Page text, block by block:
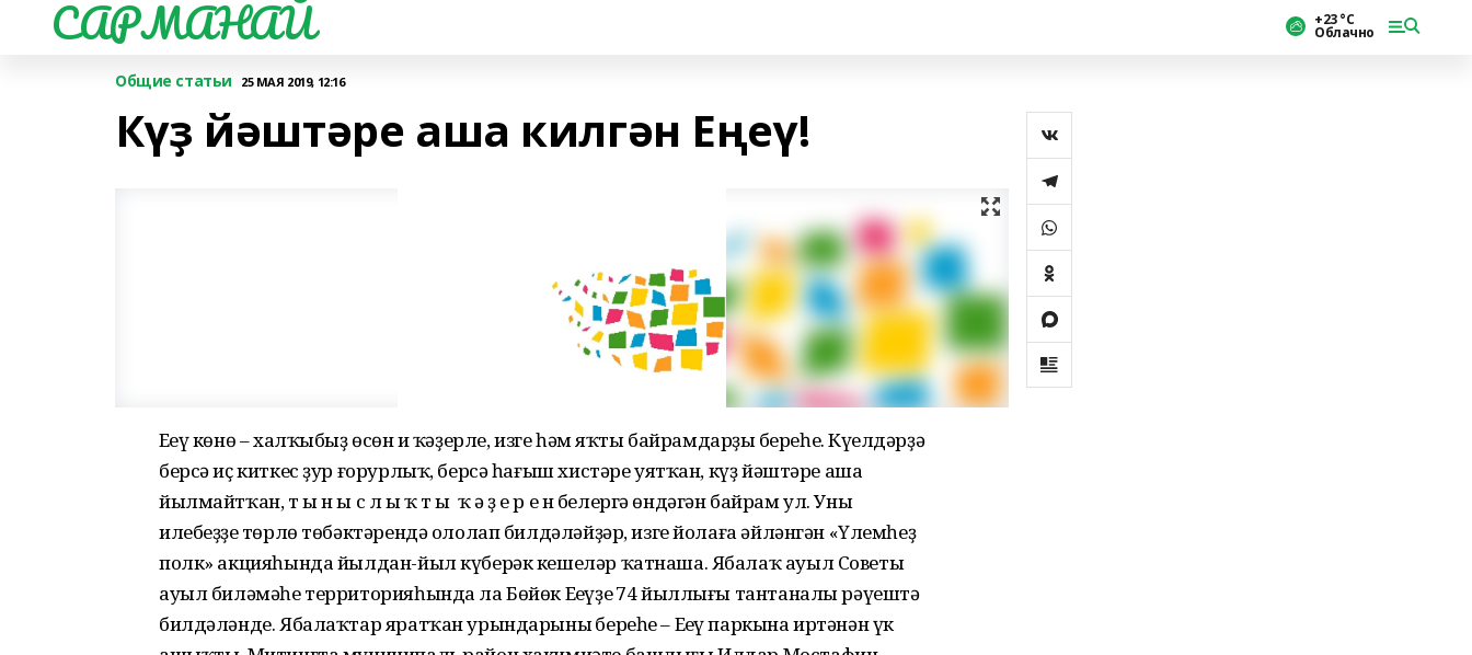
САРМАНАЙ +23 °С
Облачно
Общие статьи 25 МАЯ 2019, 12:16
Күҙ йәштәре аша килгән Еңеү!
Еңеү көнө – халҡыбыҙ өсөн иң ҡәҙерле, изге һәм яҡты байрамдарҙың береһе. Күңелдәрҙә
берсә иҫ киткес ҙур ғорурлыҡ, берсә һағыш хистәре уятҡан, күҙ йәштәре аша
йылмайтҡан, т ы н ы с л ы ҡ т ы ң ҡ ә ҙ е р е н белергә өндәгән байрам ул. Уны
илебеҙҙең төрлө төбәктәрендә ололап билдәләйҙәр, изге йолаға әйләнгән «Үлемһеҙ
полк» акцияһында йылдан-йыл күберәк кешеләр ҡатнаша. Ябалаҡ ауыл Советы
ауыл биләмәһе территорияһында ла Бөйөк Еңеүҙең 74 йыллығы тантаналы рәүештә
билдәләнде. Ябалаҡтар яратҡан урындарының береһе – Еңеү паркына иртәнән үк